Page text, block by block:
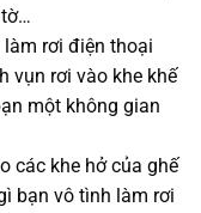
rơi điện thoại
vụn rơi vào khe khế
một không gian
các khe hở của ghế
bạn vô tình làm rơi